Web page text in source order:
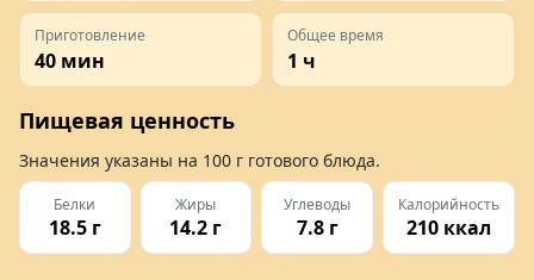
Приготовление
40 мин
Общее время
1 ч
Пищевая ценность
Значения указаны на 100 г готового блюда.
Белки
18.5 г
Жиры
14.2 г
Углеводы
7.8 г
Калорийность
210 ккал